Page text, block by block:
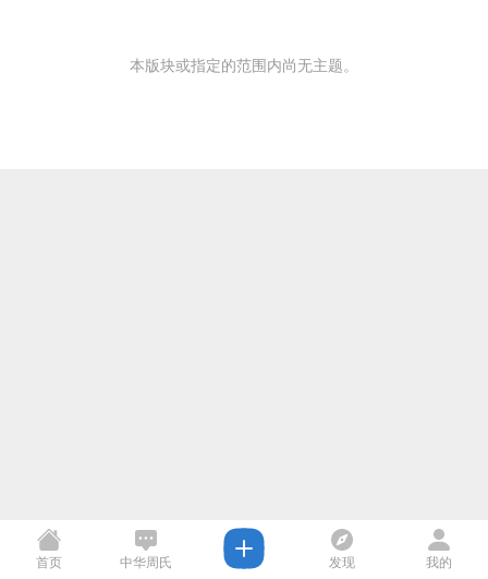
本版块或指定的范围内尚无主题。
首页 中华周氏 发现 我的